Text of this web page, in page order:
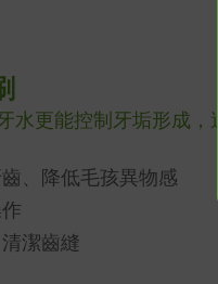
水更能控制牙垢形成，
、降低毛孩異物感
潔齒縫